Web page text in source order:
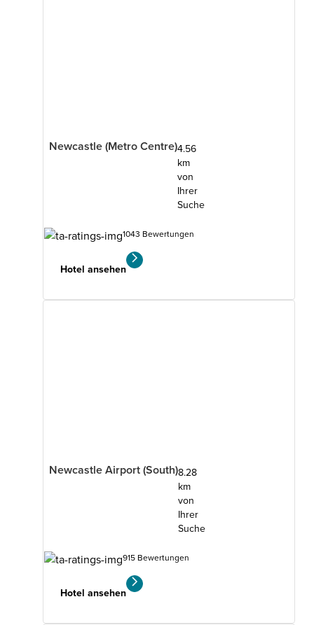
Newcastle (Metro Centre)4.56
km
von
Ihrer
Suche
1043 Bewertungen
Hotel ansehen
Newcastle Airport (South)8.28
km
von
Ihrer
Suche
915 Bewertungen
Hotel ansehen